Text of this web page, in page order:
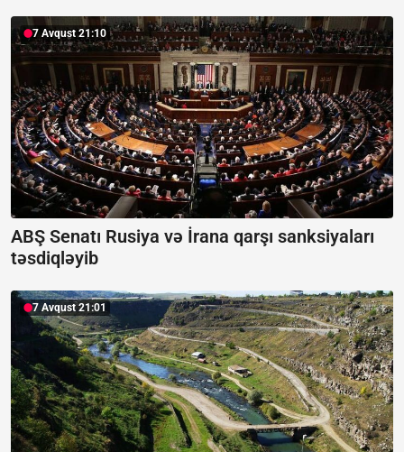
7 Avqust 21:10
ABŞ Senatı Rusiya və İrana qarşı sanksiyaları
təsdiqləyib
7 Avqust 21:01